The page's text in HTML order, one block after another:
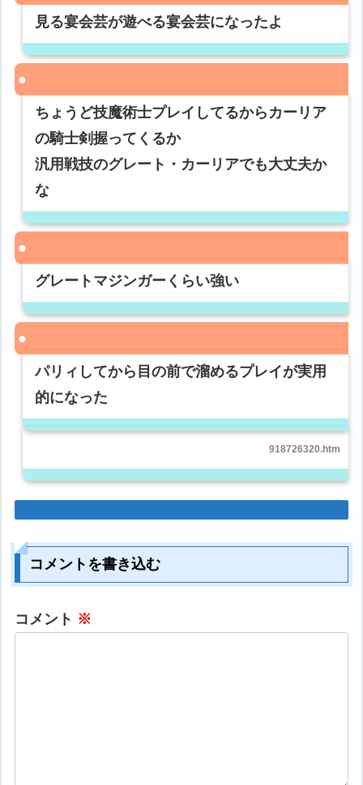
見る宴会芸が遊べる宴会芸になったよ
ちょうど技魔術士プレイしてるからカーリア
の騎士剣握ってくるか
汎用戦技のグレート・カーリアでも大丈夫か
な
グレートマジンガーくらい強い
パリィしてから目の前で溜めるプレイが実用
的になった
918726320.htm
コメントを書き込む
コメント ※